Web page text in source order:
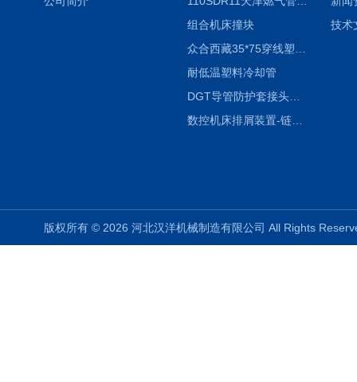
组合机床撞块
耐低温塑料冷却管
DGT导管防护套接头形式与参数
数控机床排屑装置-链板式排屑机
技术
版权所有 © 2026 河北汉洋机械制造有限公司 All Rights